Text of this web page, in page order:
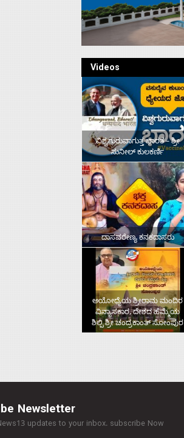
Videos
ವಿಶ್ವಗುರುವಾಗುತ್ತ ಭಾರತ – ಶ್ರೀ
ಸುನೀಲ್‌ ಕುಲಕರ್ಣಿ
ದಾಸವರೇಣ್ಯ ಕನಕದಾಸರು
ಅಯೋಧ್ಯೆಯ ಶ್ರೀರಾಮ ಮಂದಿರ
ವಿನ್ಯಾಸಕಾರ, ದೇಶದ ಹೆಮ್ಮೆಯ
ಶಿಲ್ಪಿ ಶ್ರೀ ಚಂದ್ರಕಾಂತ್‌ ಸೋಂಪುರ
Newsletter
updates to your inbox. subscribe Now